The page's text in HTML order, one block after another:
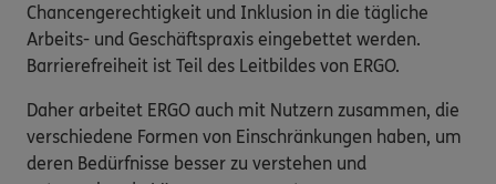
Chancengerechtigkeit und Inklusion in die tägliche
Arbeits- und Geschäftspraxis eingebettet werden.
Barrierefreiheit ist Teil des Leitbildes von ERGO.
Daher arbeitet ERGO auch mit Nutzern zusammen, die
verschiedene Formen von Einschränkungen haben, um
deren Bedürfnisse besser zu verstehen und